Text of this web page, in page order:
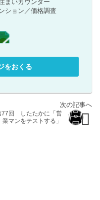
まいカウンター
ション ／価格調査
をおくる
77回 したたかに「営
業マンをテストする」